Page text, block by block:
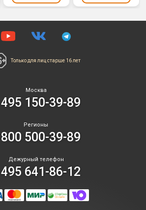
Только для лиц старше 16 лет
Москва
150-39-89
Регионы
500-39-89
Дежурный телефон
641-86-12